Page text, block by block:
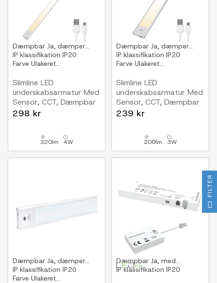
Dæmpbar Ja, dæmper...
IP klassifikation IP20
Farve Ulakeret...
Slimline LED
underskabsarmatur Med
Sensor, CCT, Dæmpbar
800 mm
298 kr
320lm 4W
Dæmpbar Ja, dæmper...
IP klassifikation IP20
Farve Ulakeret...
Slimline LED
underskabsarmatur Med
Sensor, CCT, Dæmpbar
600 mm
239 kr
200lm 3W
Dæmpbar Ja, dæmper...
IP klassifikation IP20
Farve Ulakeret...
Dæmpbar Ja, med...
IP klassifikation IP20
FILTER